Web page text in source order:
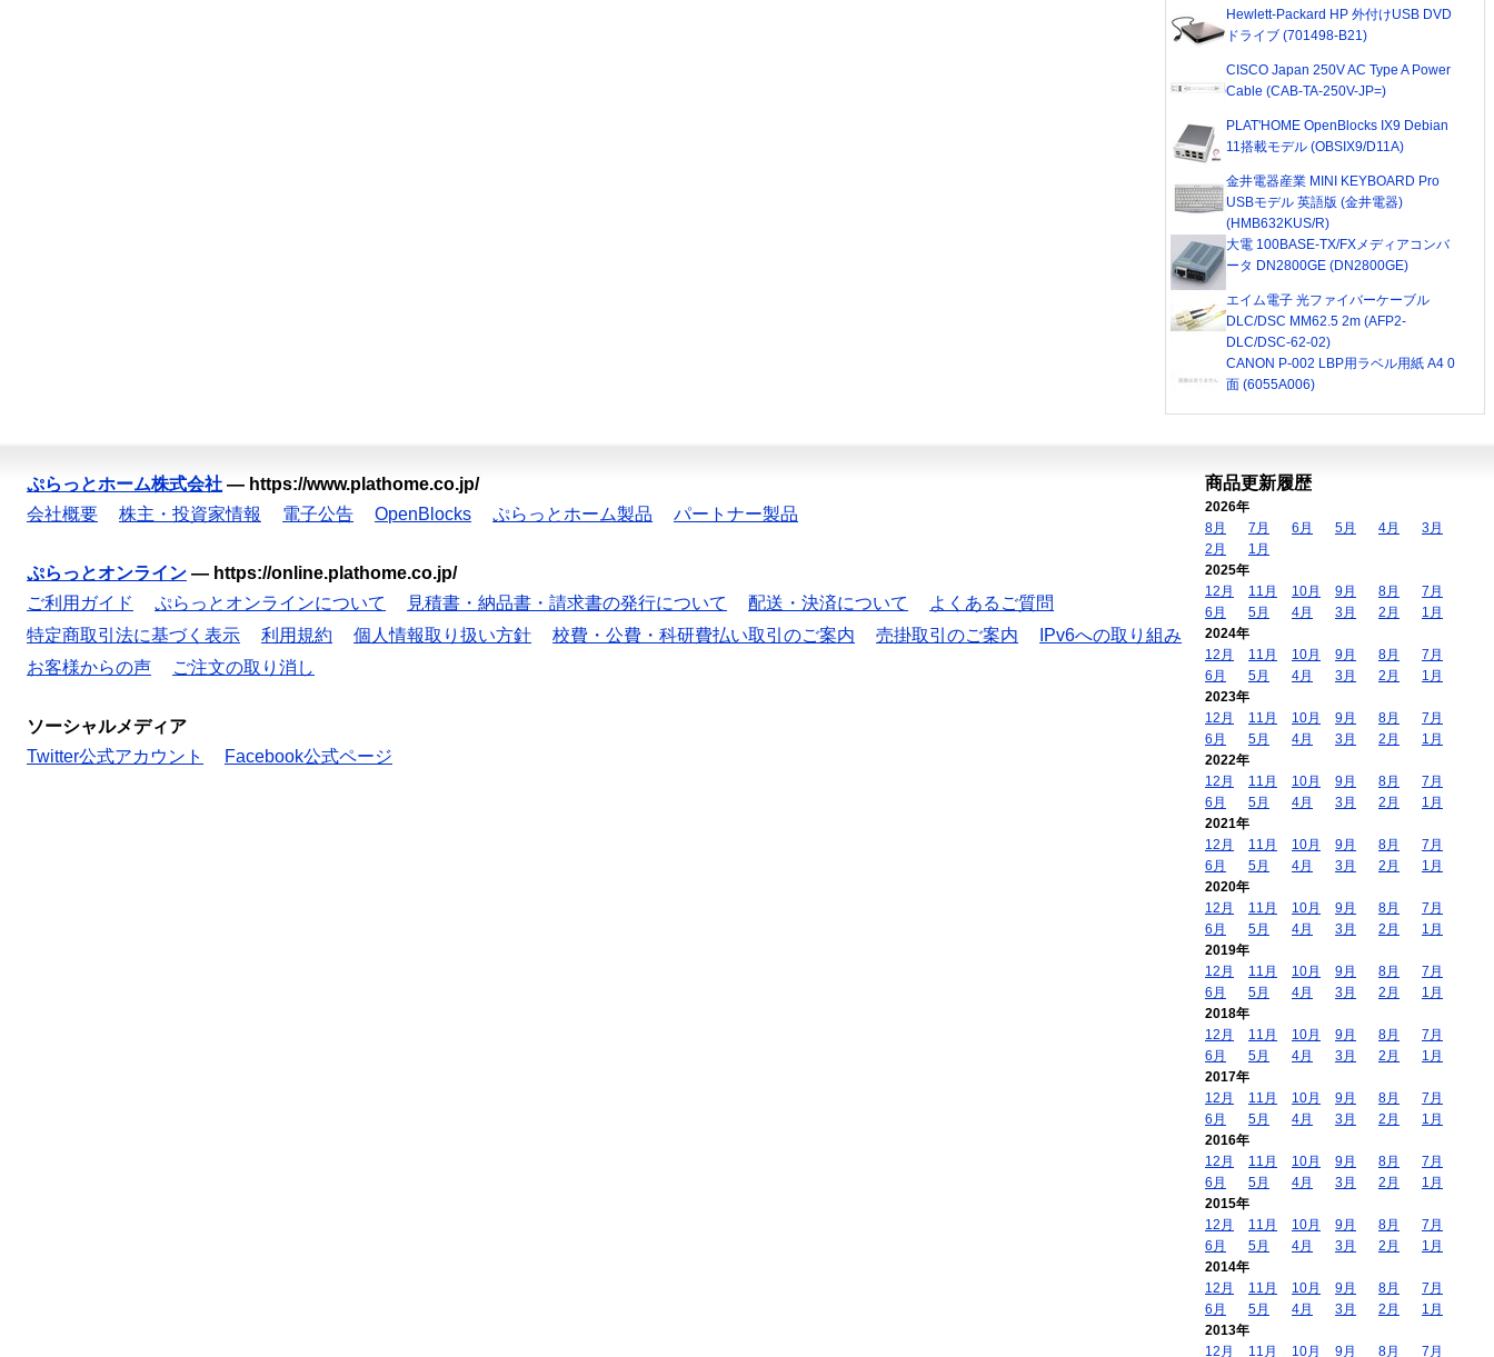
Hewlett-Packard HP 外付けUSB DVD
ドライブ (701498-B21)
CISCO Japan 250V AC Type A Power
Cable (CAB-TA-250V-JP=)
PLAT'HOME OpenBlocks IX9 Debian
11搭載モデル (OBSIX9/D11A)
金井電器産業 MINI KEYBOARD Pro
USBモデル 英語版 (金井電器)
(HMB632KUS/R)
大電 100BASE-TX/FXメディアコンバ
ータ DN2800GE (DN2800GE)
エイム電子 光ファイバーケーブル
DLC/DSC MM62.5 2m (AFP2-
DLC/DSC-62-02)
CANON P-002 LBP用ラベル用紙 A4 0
面 (6055A006)
ぷらっとホーム株式会社 — https://www.plathome.co.jp/
会社概要
株主・投資家情報 電子公告 OpenBlocks ぷらっとホーム製品 パートナー製品
ぷらっとオンライン — https://online.plathome.co.jp/
ご利用ガイド
ぷらっとオンラインについて 見積書・納品書・請求書の発行について 配送・決済について
よくあるご質問
特定商取引法に基づく表示
利用規約 個人情報取り扱い方針 校費・公費・科研費払い取引のご案内 売掛取引のご案内
IPv6への取り組み
お客様からの声
ご注文の取り消し
ソーシャルメディア
Twitter公式アカウント
Facebook公式ページ
商品更新履歴
2026年
8月
7月 6月 5月 4月
3月
2月
1月
2025年
12月
11月 10月 9月 8月
7月
6月
5月 4月 3月 2月
1月
2024年
12月
11月 10月 9月 8月
7月
6月
5月 4月 3月 2月
1月
2023年
12月
11月 10月 9月 8月
7月
6月
5月 4月 3月 2月
1月
2022年
12月
11月 10月 9月 8月
7月
6月
5月 4月 3月 2月
1月
2021年
12月
11月 10月 9月 8月
7月
6月
5月 4月 3月 2月
1月
2020年
12月
11月 10月 9月 8月
7月
6月
5月 4月 3月 2月
1月
2019年
12月
11月 10月 9月 8月
7月
6月
5月 4月 3月 2月
1月
2018年
12月
11月 10月 9月 8月
7月
6月
5月 4月 3月 2月
1月
2017年
12月
11月 10月 9月 8月
7月
6月
5月 4月 3月 2月
1月
2016年
12月
11月 10月 9月 8月
7月
6月
5月 4月 3月 2月
1月
2015年
12月
11月 10月 9月 8月
7月
6月
5月 4月 3月 2月
1月
2014年
12月
11月 10月 9月 8月
7月
6月
5月 4月 3月 2月
1月
2013年
12月
11月 10月 9月 8月 7月